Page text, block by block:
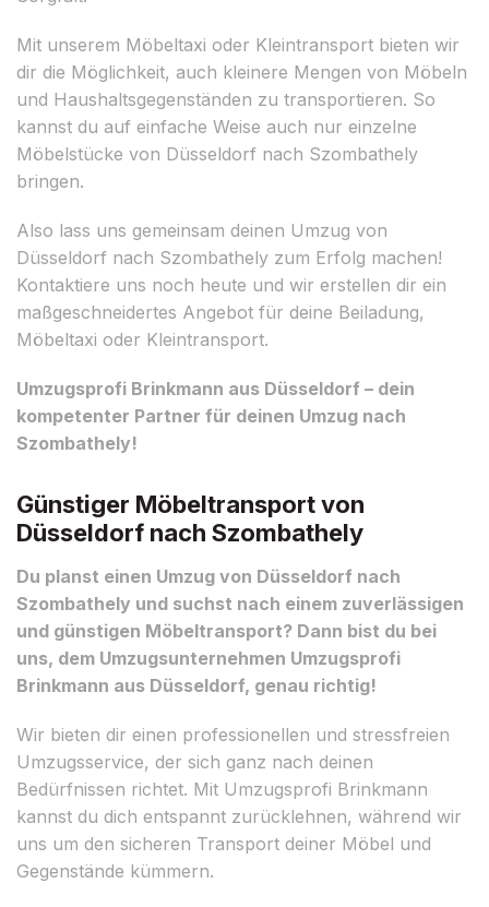
Mit unserem Möbeltaxi oder Kleintransport bieten wir
dir die Möglichkeit, auch kleinere Mengen von Möbeln
und Haushaltsgegenständen zu transportieren. So
kannst du auf einfache Weise auch nur einzelne
Möbelstücke von Düsseldorf nach Szombathely
bringen.
Also lass uns gemeinsam deinen Umzug von
Düsseldorf nach Szombathely zum Erfolg machen!
Kontaktiere uns noch heute und wir erstellen dir ein
maßgeschneidertes Angebot für deine Beiladung,
Möbeltaxi oder Kleintransport.
Umzugsprofi Brinkmann aus Düsseldorf – dein
kompetenter Partner für deinen Umzug nach
Szombathely!
Günstiger Möbeltransport von
Düsseldorf nach Szombathely
Du planst einen Umzug von Düsseldorf nach
Szombathely und suchst nach einem zuverlässigen
und günstigen Möbeltransport? Dann bist du bei
uns, dem Umzugsunternehmen Umzugsprofi
Brinkmann aus Düsseldorf, genau richtig!
Wir bieten dir einen professionellen und stressfreien
Umzugsservice, der sich ganz nach deinen
Bedürfnissen richtet. Mit Umzugsprofi Brinkmann
kannst du dich entspannt zurücklehnen, während wir
uns um den sicheren Transport deiner Möbel und
Gegenstände kümmern.